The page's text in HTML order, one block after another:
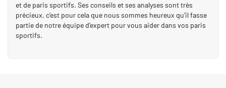
et de paris sportifs. Ses conseils et ses analyses sont très
précieux, c’est pour cela que nous sommes heureux qu’il fasse
partie de notre équipe d’expert pour vous aider dans vos paris
sportifs.